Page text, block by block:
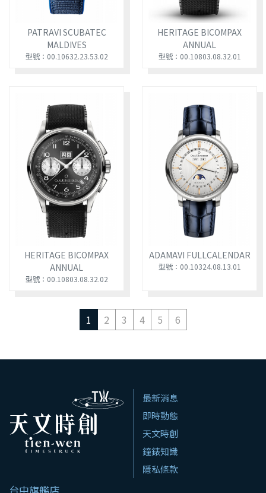
PATRAVI SCUBATEC
MALDIVES
型號：00.10632.23.53.02
HERITAGE BICOMPAX
ANNUAL
型號：00.10803.08.32.01
HERITAGE BICOMPAX
ANNUAL
型號：00.10803.08.32.02
ADAMAVI FULLCALENDAR
型號：00.10324.08.13.01
1 2 3 4 5 6
台中旗艦店
最新消息
即時動態
天文時創
鐘錶知識
隱私條款